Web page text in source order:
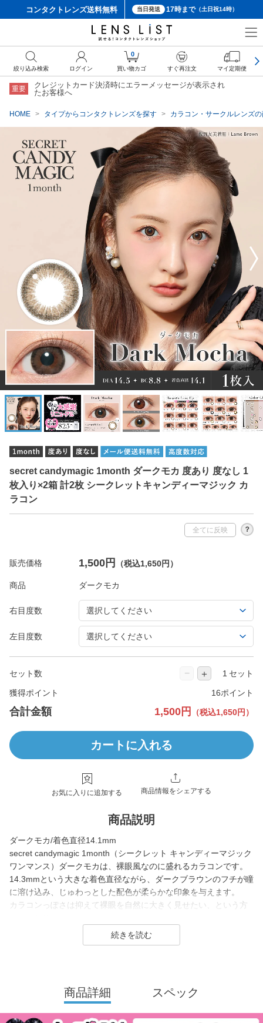
コンタクトレンズ送料無料 当日発送 17時まで（土日祝14時）
重要
クレジットカード決済時にエラーメッセージが表示され
たお客様へ
HOME タイプからコンタクトレンズを探す カラコン・サークルレンズ
secret candymagic 1month ダークモカ 度あり 度なし 1
枚入り×2箱 計2枚 シークレットキャンディーマジック カ
ラコン
全てに反映 ？
販売価格 1,500円 （税込1,650円）
商品
右目度数
左目度数
セット数 − ＋ セット
獲得ポイント 16ポイント
合計金額 1,500円 （税込1,650円）
カートに入れる
お気に入りに追加する 商品情報をシェアする
商品説明
ダークモカ/着色直径14.1mm
secret candymagic 1month（シークレット キャンディーマジック
ワンマンス）ダークモカは、裸眼風なのに盛れるカラコンです。
14.3mmという大きな着色直径ながら、ダークブラウンのフチが瞳
に溶け込み、じゅわっとした配色が柔らかな印象を与えます。
カラコンっぽさは抑えて裸眼を自然に大きく見せたい、という方
大人っぽいメイクやふんわりした優しい雰囲気を演出したい時に
最適な、デカ目カラコンです。
大な支持を得ている、盛りたいならとりあえずコレ！なロングセ
商品詳細 スペック
絞り込み検索 ログイン
0
買い物カゴ すぐ再注文 マイ定期便
クーポン詳細